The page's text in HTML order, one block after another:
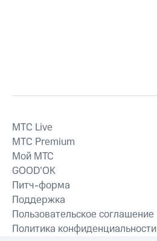
MTС Live
MTС Premium
Мой МТС
GOOD’OK
Питч-форма
Поддержка
Пользовательское соглашение
Политика конфиденциальности